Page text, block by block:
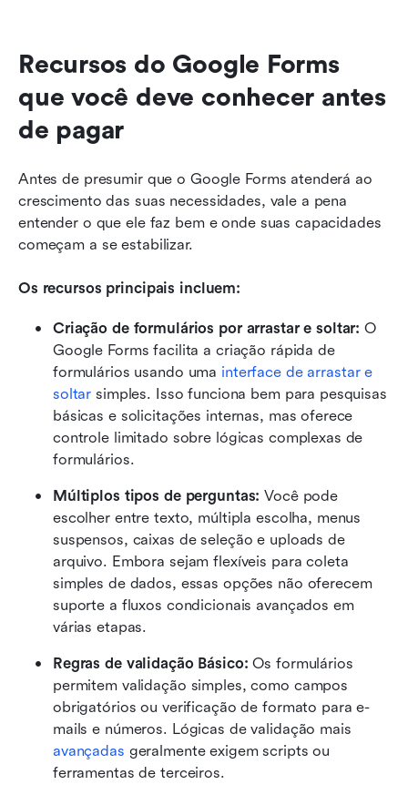
Recursos do Google Forms
que você deve conhecer antes
de pagar
Antes de presumir que o Google Forms atenderá ao
crescimento das suas necessidades, vale a pena
entender o que ele faz bem e onde suas capacidades
começam a se estabilizar.
Os recursos principais incluem:
Criação de formulários por arrastar e soltar: O
Google Forms facilita a criação rápida de
formulários usando uma interface de arrastar e
soltar simples. Isso funciona bem para pesquisas
básicas e solicitações internas, mas oferece
controle limitado sobre lógicas complexas de
formulários.
Múltiplos tipos de perguntas: Você pode
escolher entre texto, múltipla escolha, menus
suspensos, caixas de seleção e uploads de
arquivo. Embora sejam flexíveis para coleta
simples de dados, essas opções não oferecem
suporte a fluxos condicionais avançados em
várias etapas.
Regras de validação Básico: Os formulários
permitem validação simples, como campos
obrigatórios ou verificação de formato para e-
avançadas geralmente exigem scripts ou
ferramentas de terceiros.